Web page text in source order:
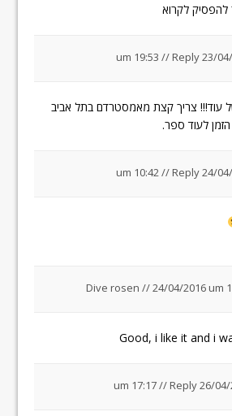
לקרוא
23/04/
//Reply
צריך קצת מאמסטרדם בתל אביב
לעוד ספר.
24/04/
//Reply
Dive rosen //24/04/2016 um
Good, i like it and i
26/04/2016
//Reply